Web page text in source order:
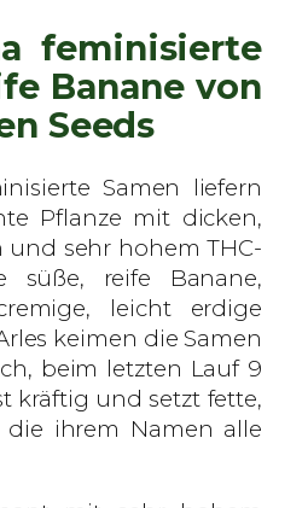
feminisierte
Banane von
Seeds
Samen liefern
Pflanze mit dicken,
sehr hohem THC-
süße, reife Banane,
leicht erdige
keimen die Samen
beim letzten Lauf 9
kräftig und setzt fette,
die ihrem Namen alle